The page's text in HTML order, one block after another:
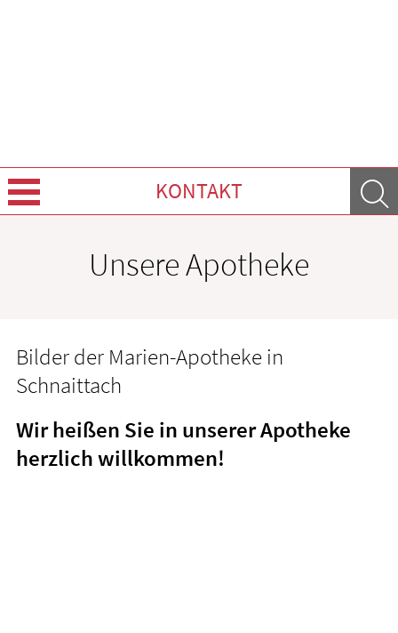
KONTAKT
Krankheiten & Therapie
HOMÖOPATHIE
ELTERN UND KIND
Unsere Apotheke
Bilder der Marien-Apotheke in
Schnaittach
Wir heißen Sie in unserer Apotheke
herzlich willkommen!